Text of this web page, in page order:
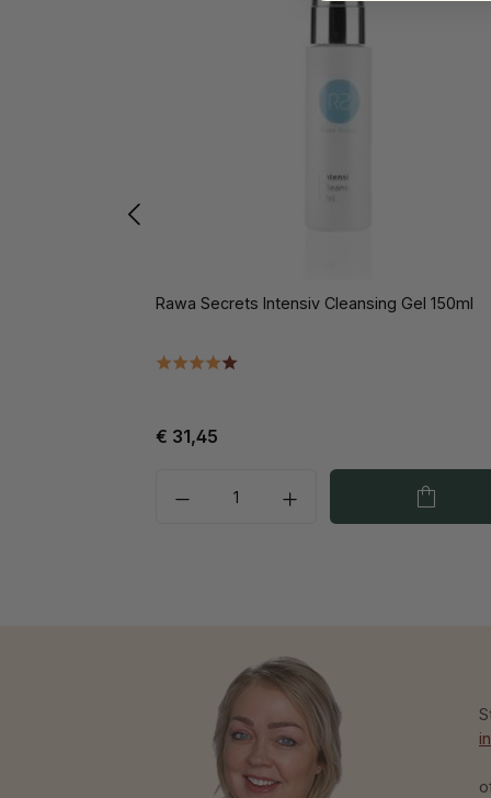
Rawa Secrets Intensiv Cleansing Gel 150ml
€ 31,45